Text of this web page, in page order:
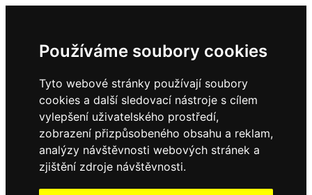
Používáme soubory cookies
Tyto webové stránky používají soubory
cookies a další sledovací nástroje s cílem
vylepšení uživatelského prostředí,
zobrazení přizpůsobeného obsahu a reklam,
analýzy návštěvnosti webových stránek a
zjištění zdroje návštěvnosti.